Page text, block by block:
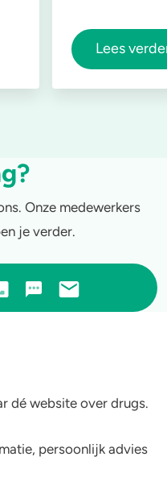
Lees
Onze medewerkers
je verder.
dé website over drugs.
persoonlijk advies